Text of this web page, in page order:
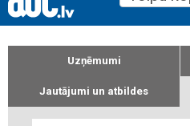
Uzņēmumi
Jautājumi un atbildes